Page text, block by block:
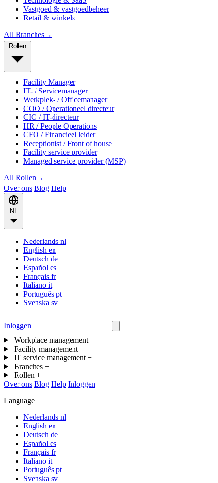
Vastgoed & vastgoedbeheer
Retail & winkels
All Branches→
Facility Manager
IT- / Servicemanager
Werkplek- / Officemanager
COO / Operationeel directeur
CIO / IT-directeur
HR / People Operations
CFO / Financieel leider
Receptionist / Front of house
Facility service provider
Managed service provider (MSP)
All Rollen →
Over ons Blog Help
Nederlands nl
English en
Deutsch de
Español es
Français fr
Italiano it
Português pt
Svenska sv
Inloggen
Workplace management +
Facility management +
IT service management +
Branches +
Rollen +
Over ons Blog Help Inloggen
Language
Nederlands nl
English en
Deutsch de
Español es
Français fr
Italiano it
Português pt
Svenska sv